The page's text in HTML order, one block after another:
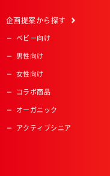
企画提案から探す
ベビー向け
男性向け
女性向け
コラボ商品
オーガニック
アクティブシニア